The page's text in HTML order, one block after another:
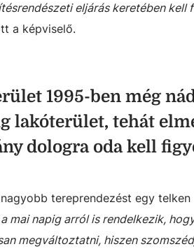
eljárás keretében kell
a képviselő.
1995-ben még
lakóterület, tehát
dologra oda kell
tereprendezést egy telken
mai napig arról is rendelkezik,
megváltoztatni, hiszen